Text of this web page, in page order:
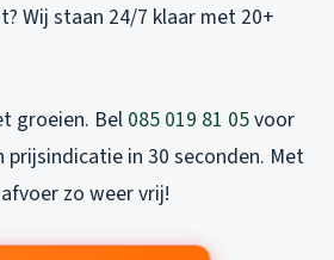
Wij staan 24/7 klaar met 20+
groeien. Bel085 019 81 05voor
in 30 seconden. Met
zo weer vrij!